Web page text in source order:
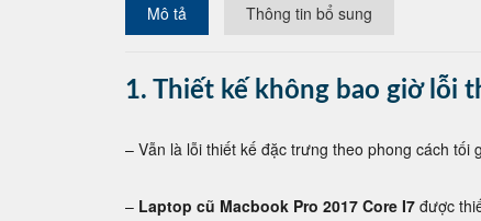
Mô tả Thông tin bổ sung
1. Thiết kế không bao giờ lỗi
– Vẫn là lỗi thiết kế đặc trưng theo phong cách
– Laptop cũ Macbook Pro 2017 Core I7 được